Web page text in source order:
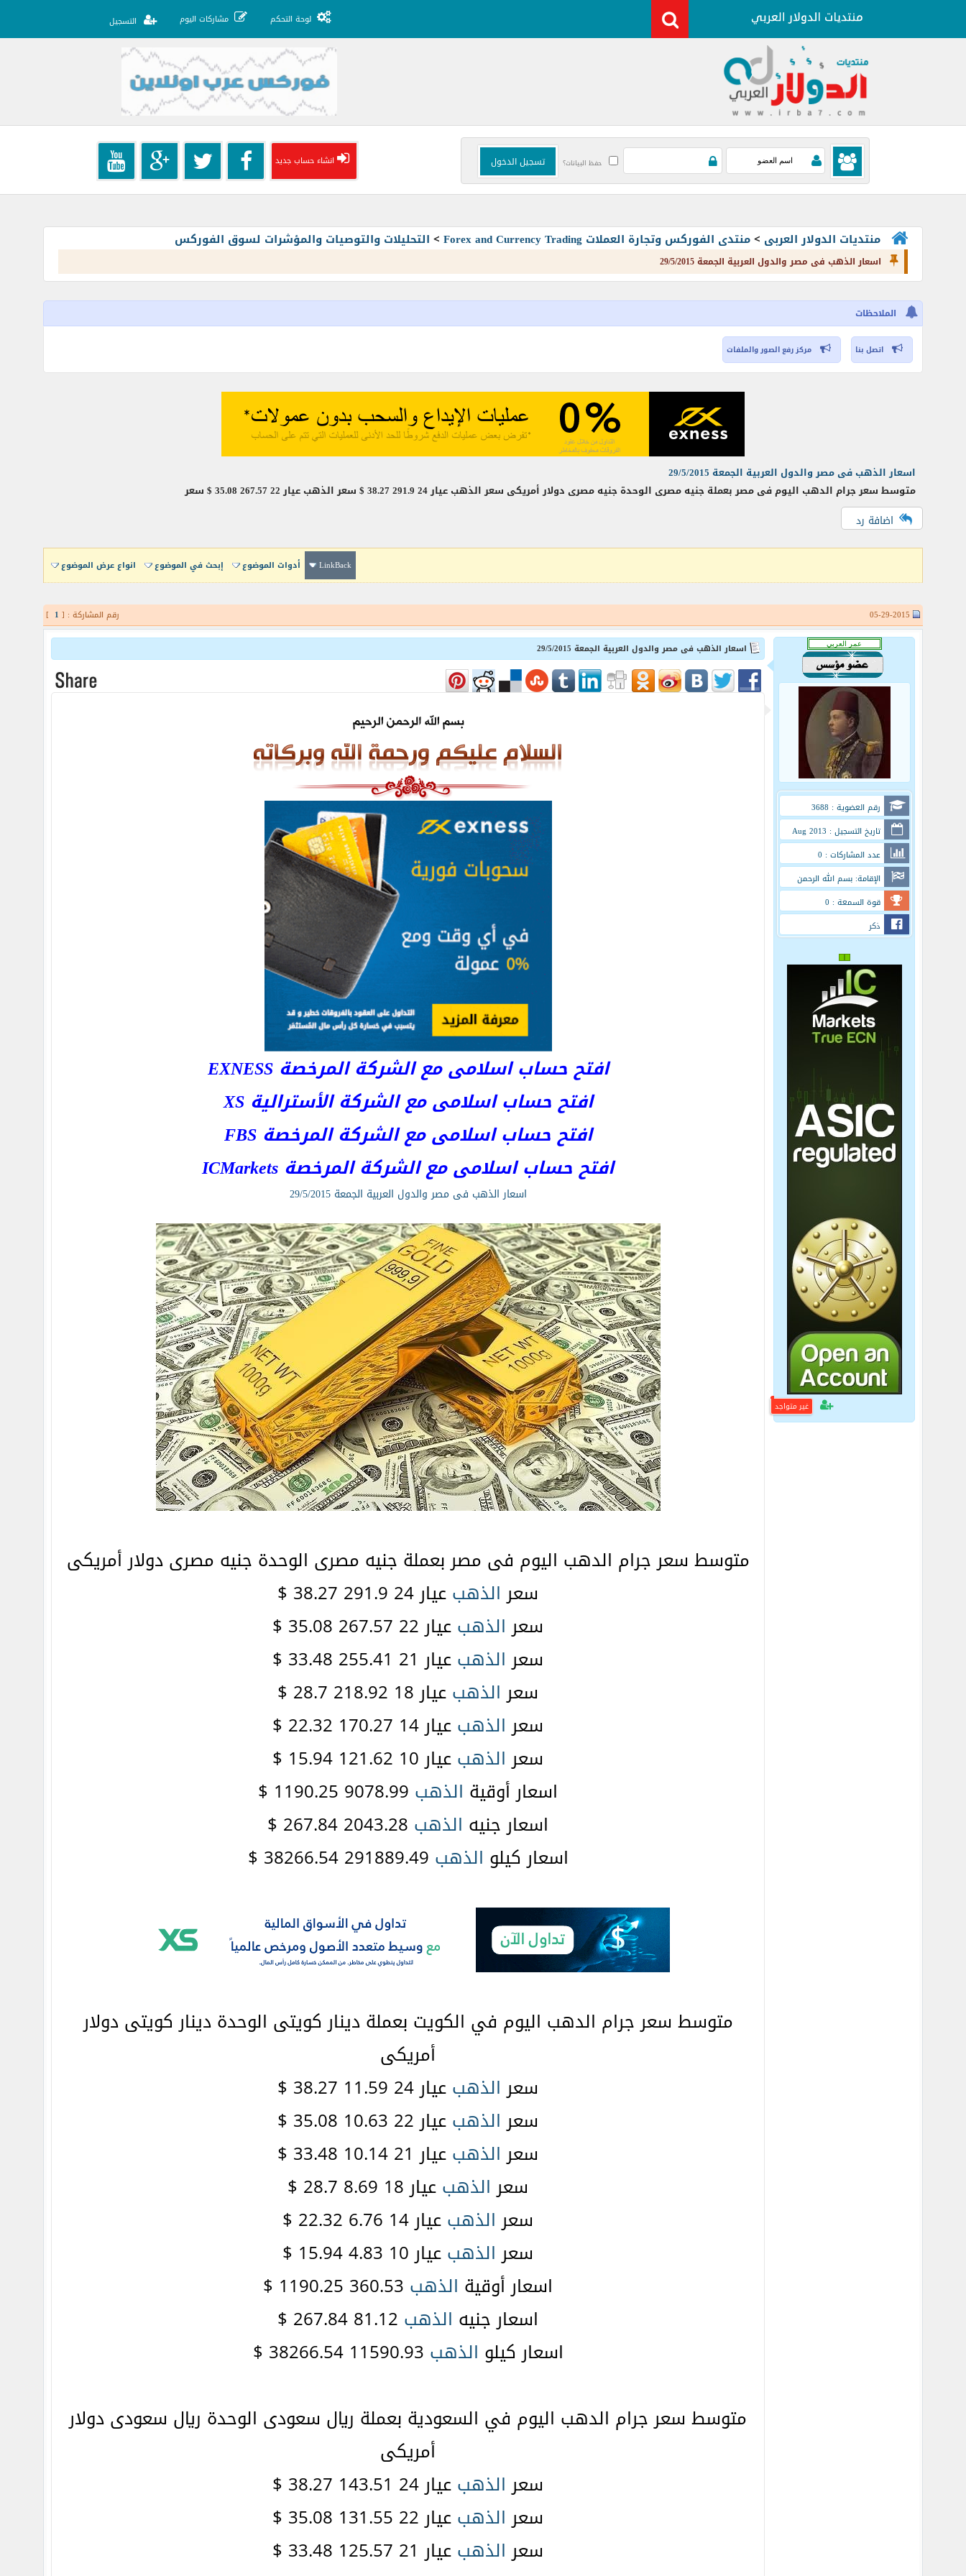
لوحة التحكم مشاركات اليوم التسجيل
حفظ البيانات؟ انشاء حساب جديد
منتديات الدولار العربى >منتدى الفوركس وتجارة العملات Forex and Currency Trading > التحليلات والتوصيات والمؤشرات لسوق الفوركس
اسعار الذهب فى مصر والدول العربية الجمعة 29/5/2015
الملاحظات
اتصل بنا مركز رفع الصور والملفات
اسعار الذهب فى مصر والدول العربية الجمعة 29/5/2015
متوسط سعر جرام الدهب اليوم فى مصر بعملة جنيه مصرى الوحدة جنيه مصرى دولار أمريكى سعر الذهب عيار 24 291.9 38.27 $ سعر الذهب عيار 22 267.57 35.08 $ سعر
اضافة رد
LinkBack أدوات الموضوع إبحث في الموضوع انواع عرض الموضوع
رقم المشاركة : [ 1
]
رقم العضوية : 3688
تاريخ التسجيل : Aug 2013
عدد المشاركات : 0
الإقامة: بسم الله الرحمن
الرحيم
قوة السمعة : 0
ذكر
غير متواجد
اسعار الذهب فى مصر والدول العربية الجمعة 29/5/2015
افتح حساب اسلامى مع الشركة المرخصة EXNESS
افتح حساب اسلامى مع الشركة الأسترالية XS
افتح حساب اسلامى مع الشركة المرخصة FBS
افتح حساب اسلامى مع الشركة المرخصة ICMarkets
اسعار الذهب فى مصر والدول العربية الجمعة 29/5/2015
متوسط سعر جرام الدهب اليوم فى مصر بعملة جنيه مصرى الوحدة جنيه مصرى دولار أمريكى
سعرالذهبعيار 24 291.9 38.27 $
سعرالذهبعيار 22 267.57 35.08 $
سعرالذهبعيار 21 255.41 33.48 $
سعرالذهبعيار 18 218.92 28.7 $
سعرالذهبعيار 14 170.27 22.32 $
سعرالذهبعيار 10 121.62 15.94 $
اسعار أوقية الذهب
اسعار جنيه الذهب
اسعار كيلو الذهب
متوسط سعر جرام الدهب اليوم في الكويت بعملة دينار كويتى الوحدة دينار كويتى دولار
أمريكى
سعرالذهبعيار 24 11.59 38.27 $
سعرالذهبعيار 22 10.63 35.08 $
سعرالذهبعيار 21 10.14 33.48 $
سعرالذهبعيار 18 8.69 28.7 $
سعرالذهبعيار 14 6.76 22.32 $
سعرالذهبعيار 10 4.83 15.94 $
اسعار أوقية الذهب
اسعار جنيه الذهب
اسعار كيلو الذهب
متوسط سعر جرام الدهب اليوم في السعودية بعملة ريال سعودى الوحدة ريال سعودى دولار
أمريكى
سعرالذهبعيار 24 143.51 38.27 $
سعرالذهبعيار 22 131.55 35.08 $
سعرالذهبعيار 21 125.57 33.48 $